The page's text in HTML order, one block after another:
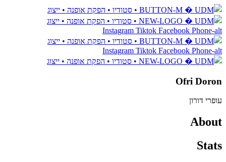
דלג
לתוכן
Instagram Tiktok Facebook Phone-alt
Instagram Tiktok Facebook Phone-alt
Ofri Doron
עופרי דורון
About
Stats